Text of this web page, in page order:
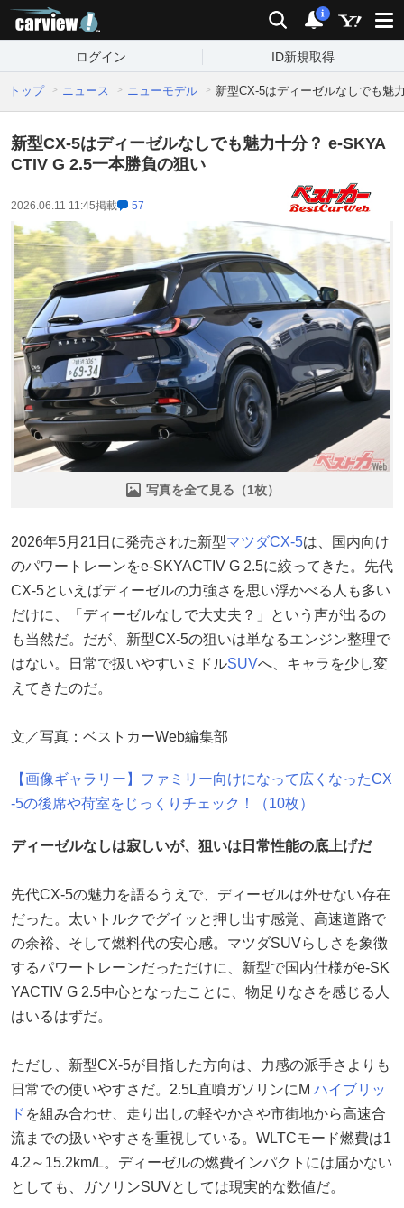
検索 通知
i
ログイン ID新規取得
トップ ニュース ニューモデル 新型CX-5はディーゼルなしでも魅
新型CX-5はディーゼルなしでも魅力十分？ e-SKYA
CTIV G 2.5一本勝負の狙い
2026.06.11 11:45掲載 57
写真を全て見る（1枚）
2026年5月21日に発売された新型マツダCX-5は、国内向け
のパワートレーンをe-SKYACTIV G 2.5に絞ってきた。先代
CX-5といえばディーゼルの力強さを思い浮かべる人も多い
だけに、「ディーゼルなしで大丈夫？」という声が出るの
も当然だ。だが、新型CX-5の狙いは単なるエンジン整理で
はない。日常で扱いやすいミドルSUVへ、キャラを少し変
えてきたのだ。
文／写真：ベストカーWeb編集部
【画像ギャラリー】ファミリー向けになって広くなったCX
-5の後席や荷室をじっくりチェック！（10枚）
ディーゼルなしは寂しいが、狙いは日常性能の底上げだ
先代CX-5の魅力を語るうえで、ディーゼルは外せない存在
だった。太いトルクでグイッと押し出す感覚、高速道路で
の余裕、そして燃料代の安心感。マツダSUVらしさを象徴
するパワートレーンだっただけに、新型で国内仕様がe-SK
YACTIV G 2.5中心となったことに、物足りなさを感じる人
はいるはずだ。
ただし、新型CX-5が目指した方向は、力感の派手さよりも
日常での使いやすさだ。2.5L直噴ガソリンにM ハイブリッ
ド を組み合わせ、走り出しの軽やかさや市街地から高速合
流までの扱いやすさを重視している。WLTCモード燃費は1
4.2～15.2km/L。ディーゼルの燃費インパクトには届かない
としても、ガソリンSUVとしては現実的な数値だ。